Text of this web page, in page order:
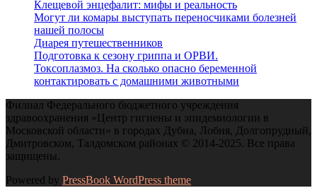
Клещевой энцефалит: мифы и реальность
Могут ли комары выступать переносчиками болезней
нашей полосы
Диарея путешественников
Подготовка к сезону гриппа и ОРВИ.
Токсоплазмоз. На сколько опасно беременной
контактировать с домашними животными
Филиал Федерального бюджетного учреждения
здравоохранения «Центр гигиены и эпидемиологии в
Московской области» в городах Дубна, Лобня, Долгопрудный,
Дмитровском, Талдомском районах © 2014-2025. Все права
защищены.
Powered by PressBook WordPress theme